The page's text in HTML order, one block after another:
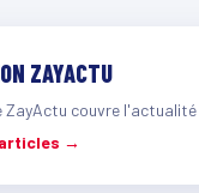
ZAYACTU
ZayActu couvre
→